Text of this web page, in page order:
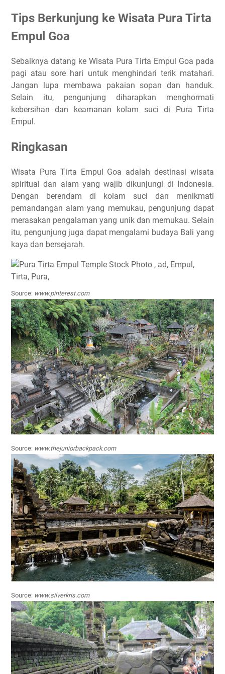
Tips Berkunjung ke Wisata Pura Tirta
Empul Goa
Sebaiknya datang ke Wisata Pura Tirta Empul Goa pada
pagi atau sore hari untuk menghindari terik matahari.
Jangan lupa membawa pakaian sopan dan handuk.
Selain itu, pengunjung diharapkan menghormati
kebersihan dan keamanan kolam suci di Pura Tirta
Empul.
Ringkasan
Wisata Pura Tirta Empul Goa adalah destinasi wisata
spiritual dan alam yang wajib dikunjungi di Indonesia.
Dengan berendam di kolam suci dan menikmati
pemandangan alam yang memukau, pengunjung dapat
merasakan pengalaman yang unik dan memukau. Selain
itu, pengunjung juga dapat mengalami budaya Bali yang
kaya dan bersejarah.
Source: www.pinterest.com
Source: www.thejuniorbackpack.com
Source: www.silverkris.com